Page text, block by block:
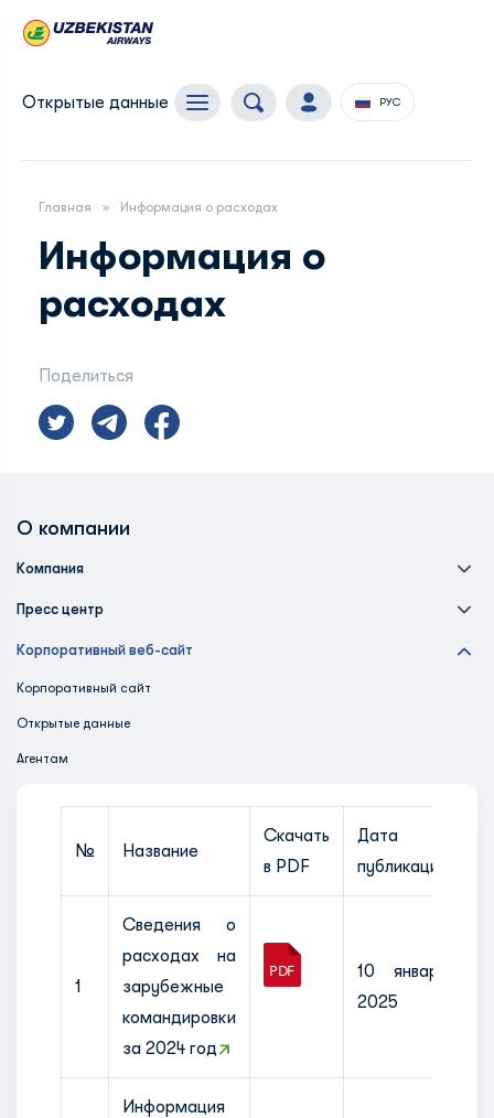
Открытые данные РУС
Главная Информация о расходах
Информация о
расходах
Поделиться
О компании
Компания
Пресс центр
Корпоративный веб-сайт
Корпоративный сайт
Открытые данные
Агентам
№ Название
Скачать
в PDF
Дата
публикации
1
Сведения о
расходах на
зарубежные
командировки
за 2024 год
10 января
2025
Информация